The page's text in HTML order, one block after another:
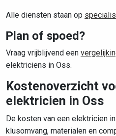
Alle diensten staan op
Plan of spoed?
Vraag vrijblijvend een
elektriciens in Oss.
Kostenoverzicht
elektricien in Oss
De kosten van een elektricien
klusomvang, materialen en